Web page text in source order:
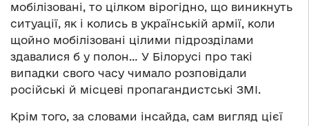
мобілізовані, то цілком вірогідно, що виникнуть
ситуації, як і колись в українській армії, коли
щойно мобілізовані цілими підрозділами
здавалися б у полон… У Білорусі про такі
випадки свого часу чимало розповідали
російські й місцеві пропагандистські ЗМІ.
Крім того, за словами інсайда, сам вигляд цієї